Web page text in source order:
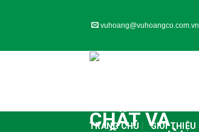
vuhoang@vuhoangco.com.vn
TRANG CHỦ GIỚI THIỆU